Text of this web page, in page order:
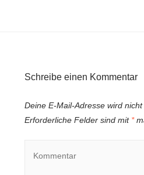
Schreibe einen Kommentar
Deine E-Mail-Adresse wird nicht
Erforderliche Felder sind mit *